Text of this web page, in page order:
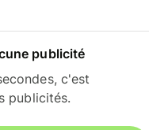
publicité
c'est
publicités.